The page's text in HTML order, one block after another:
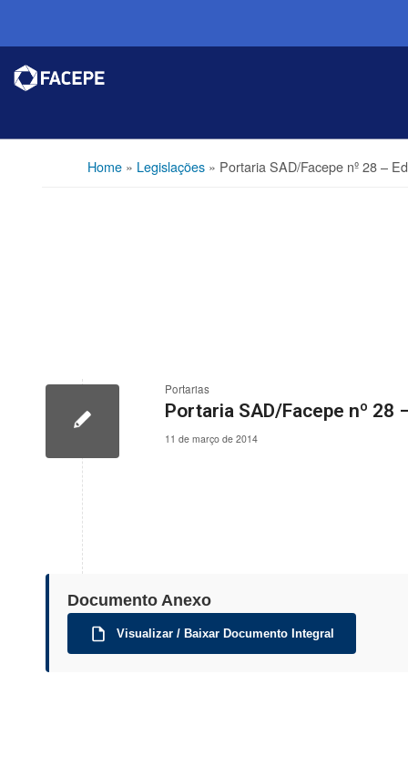
Home» Legislações» Portaria SAD/Facepe nº 28 –
Portarias
Portaria SAD/Facepe nº 28
11 de março de 2014
Documento Anexo
Visualizar / Baixar Documento Integral